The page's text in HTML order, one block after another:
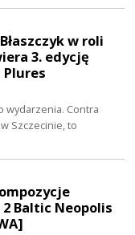
w roli
3. edycję
wydarzenia. Contra
Szczecinie, to
Baltic Neopolis